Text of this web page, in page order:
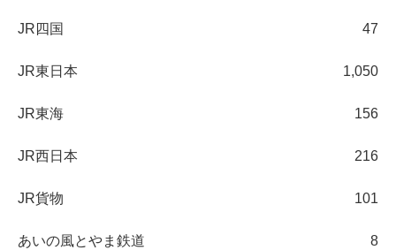
JR四国 47
JR東日本 1,050
JR東海 156
JR西日本 216
JR貨物 101
あいの風とやま鉄道 8